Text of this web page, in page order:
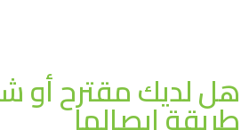
هل لديك مقترح أو